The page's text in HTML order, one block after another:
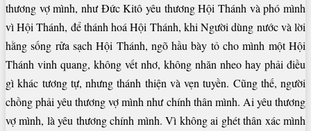
thương vợ mình, như Ðức Kitô yêu thương Hội Thánh và phó mình
vì Hội Thánh, để thánh hoá Hội Thánh, khi Người dùng nước và lời
hằng sống rửa sạch Hội Thánh, ngõ hầu bày tỏ cho mình một Hội
Thánh vinh quang, không vết nhơ, không nhăn nheo hay phải điều
gì khác tương tự, nhưng thánh thiện và vẹn tuyền. Cũng thế, người
chồng phải yêu thương vợ mình như chính thân mình. Ai yêu thương
vợ mình, là yêu thương chính mình. Vì không ai ghét thân xác mình